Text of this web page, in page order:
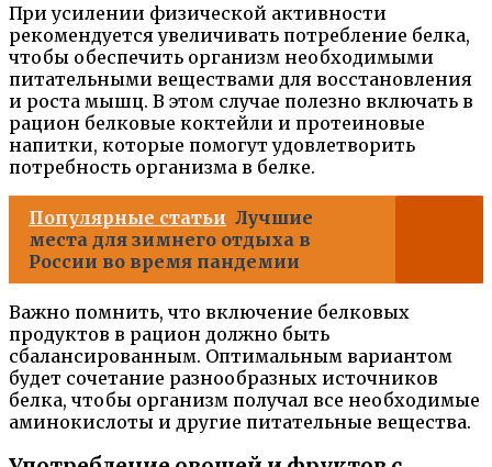
При усилении физической активности
рекомендуется увеличивать потребление белка,
чтобы обеспечить организм необходимыми
питательными веществами для восстановления
и роста мышц. В этом случае полезно включать в
рацион белковые коктейли и протеиновые
напитки, которые помогут удовлетворить
потребность организма в белке.
Популярные статьи Лучшие
места для зимнего отдыха в
России во время пандемии
Важно помнить, что включение белковых
продуктов в рацион должно быть
сбалансированным. Оптимальным вариантом
будет сочетание разнообразных источников
белка, чтобы организм получал все необходимые
аминокислоты и другие питательные вещества.